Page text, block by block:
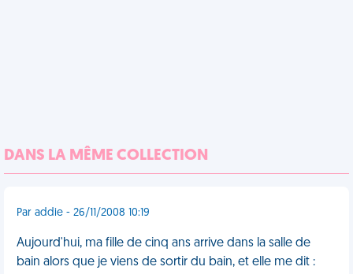
DANS LA MÊME COLLECTION
Par addie - 26/11/2008 10:19
Aujourd'hui, ma fille de cinq ans arrive dans la salle de
bain alors que je viens de sortir du bain, et elle me dit :